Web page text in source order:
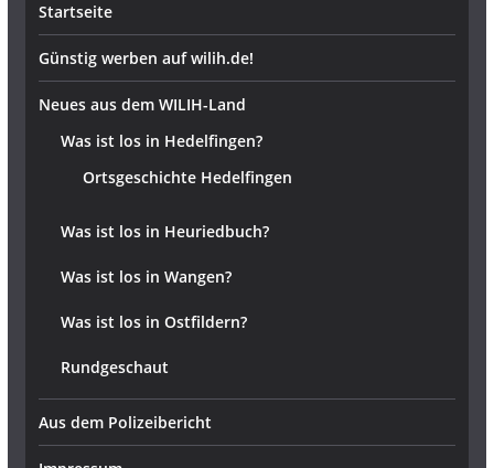
Startseite
Günstig werben auf wilih.de!
Neues aus dem WILIH-Land
Was ist los in Hedelfingen?
Ortsgeschichte Hedelfingen
Was ist los in Heuriedbuch?
Was ist los in Wangen?
Was ist los in Ostfildern?
Rundgeschaut
Aus dem Polizeibericht